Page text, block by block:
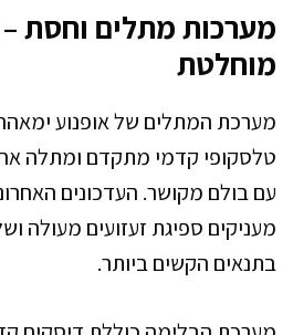
מערכות מתלים וחסת
מוחלטת
עם בולם מקושר. העדכונים
מעניקים ספיגת זעזועים מעולה
בתנאים הקשים ביותר.